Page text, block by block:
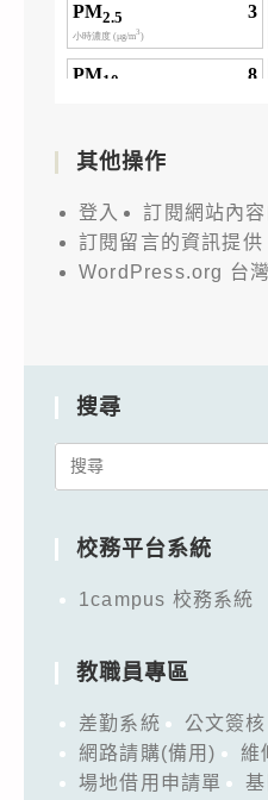
其他操作
登入
訂閱網站內
訂閱留言的資訊提供
WordPress.org 台
搜尋
Search
校務平台系統
1campus 校務系統
教職員專區
差勤系統 公文簽核
網路請購(備用)
維
場地借用申請單